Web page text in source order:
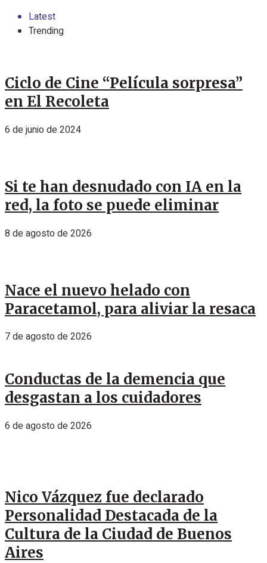
Latest
Trending
Ciclo de Cine “Película sorpresa”
en El Recoleta
6 de junio de 2024
Si te han desnudado con IA en la
red, la foto se puede eliminar
8 de agosto de 2026
Nace el nuevo helado con
Paracetamol, para aliviar la resaca
7 de agosto de 2026
Conductas de la demencia que
desgastan a los cuidadores
6 de agosto de 2026
Nico Vázquez fue declarado
Personalidad Destacada de la
Cultura de la Ciudad de Buenos
Aires